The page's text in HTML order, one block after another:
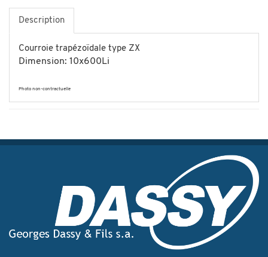
Description
Courroie trapézoïdale type ZX
Dimension: 10x600Li
Photo non-contractuelle